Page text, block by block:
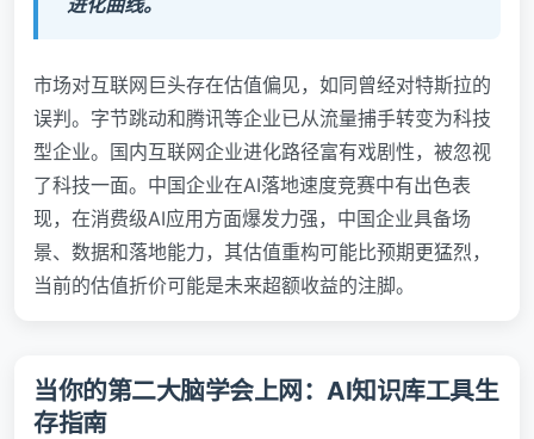
进化曲线。
市场对互联网巨头存在估值偏见，如同曾经对特斯拉的
误判。字节跳动和腾讯等企业已从流量捕手转变为科技
型企业。国内互联网企业进化路径富有戏剧性，被忽视
了科技一面。中国企业在AI落地速度竞赛中有出色表
现，在消费级AI应用方面爆发力强，中国企业具备场
景、数据和落地能力，其估值重构可能比预期更猛烈，
当前的估值折价可能是未来超额收益的注脚。
当你的第二大脑学会上网：AI知识库工具生
存指南